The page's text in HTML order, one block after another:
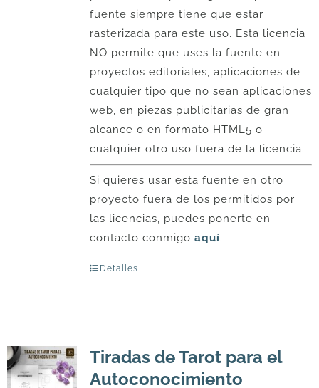
fuente siempre tiene que estar
rasterizada para este uso. Esta licencia
NO permite que uses la fuente en
proyectos editoriales, aplicaciones de
cualquier tipo que no sean aplicaciones
web, en piezas publicitarias de gran
alcance o en formato HTML5 o
cualquier otro uso fuera de la licencia.
Si quieres usar esta fuente en otro
proyecto fuera de los permitidos por
las licencias, puedes ponerte en
contacto conmigo aquí.
Detalles
Tiradas de Tarot para el
Autoconocimiento